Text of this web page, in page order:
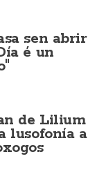
sen abrir
é un
de Lilium
lusofonía a